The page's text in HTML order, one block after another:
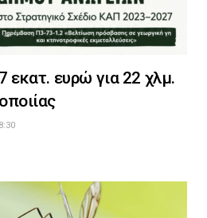
εκατ. ευρώ για 22 χλμ.